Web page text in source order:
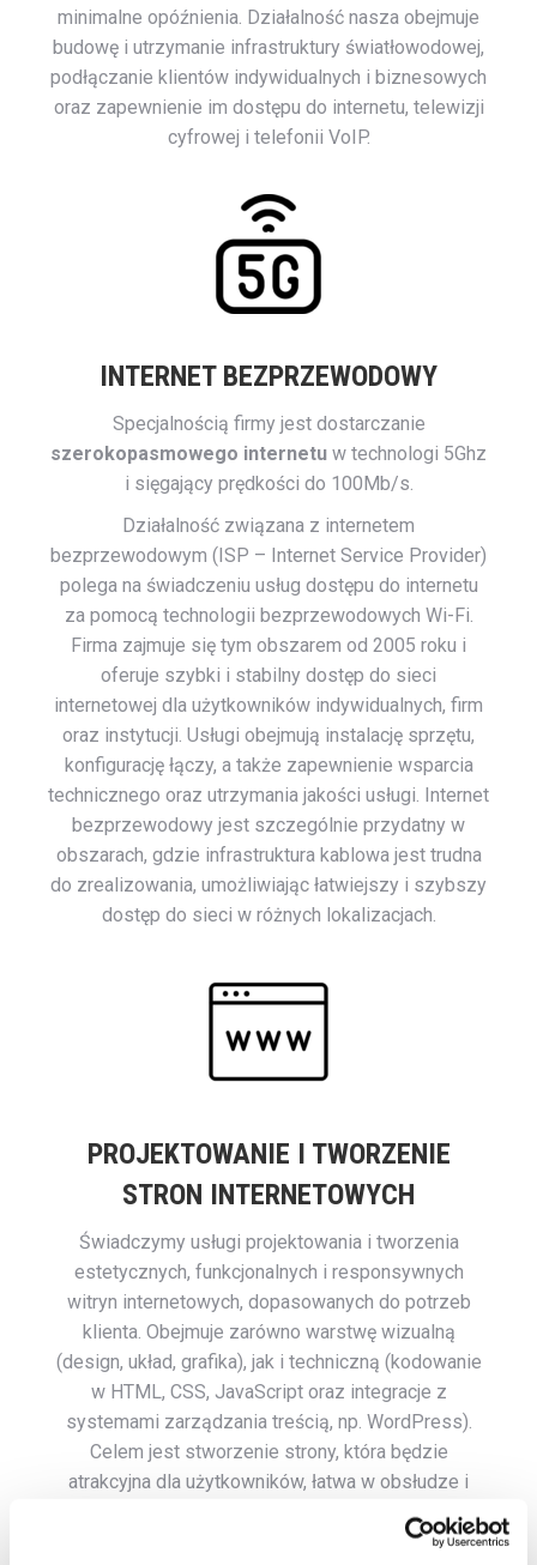
minimalne opóźnienia. Działalność nasza obejmuje
budowę i utrzymanie infrastruktury światłowodowej,
podłączanie klientów indywidualnych i biznesowych
oraz zapewnienie im dostępu do internetu, telewizji
cyfrowej i telefonii VoIP.
INTERNET BEZPRZEWODOWY
Specjalnością firmy jest dostarczanie
szerokopasmowego internetu w technologi 5Ghz
i sięgający prędkości do 100Mb/s.
Działalność związana z internetem
bezprzewodowym (ISP – Internet Service Provider)
polega na świadczeniu usług dostępu do internetu
za pomocą technologii bezprzewodowych Wi-Fi.
Firma zajmuje się tym obszarem od 2005 roku i
oferuje szybki i stabilny dostęp do sieci
internetowej dla użytkowników indywidualnych, firm
oraz instytucji. Usługi obejmują instalację sprzętu,
konfigurację łączy, a także zapewnienie wsparcia
technicznego oraz utrzymania jakości usługi. Internet
bezprzewodowy jest szczególnie przydatny w
obszarach, gdzie infrastruktura kablowa jest trudna
do zrealizowania, umożliwiając łatwiejszy i szybszy
dostęp do sieci w różnych lokalizacjach.
PROJEKTOWANIE I TWORZENIE
STRON INTERNETOWYCH
Świadczymy usługi projektowania i tworzenia
estetycznych, funkcjonalnych i responsywnych
witryn internetowych, dopasowanych do potrzeb
klienta. Obejmuje zarówno warstwę wizualną
(design, układ, grafika), jak i techniczną (kodowanie
w HTML, CSS, JavaScript oraz integracje z
systemami zarządzania treścią, np. WordPress).
Celem jest stworzenie strony, która będzie
atrakcyjna dla użytkowników, łatwa w obsłudze i
dobrze widoczna w wyszukiwarkach (SEO).
Projektowanie stron www często obejmuje także